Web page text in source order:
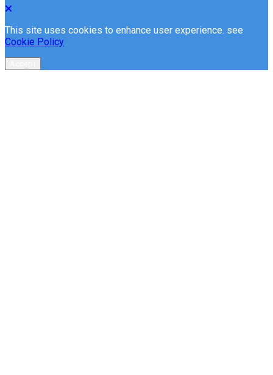
This site uses cookies to enhance user experience. see
Cookie Policy